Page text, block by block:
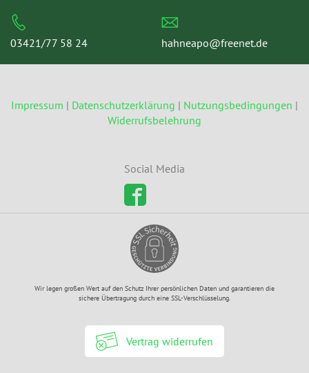
03421/77 58 24 hahneapo@freenet.de
Impressum | Datenschutzerklärung | Nutzungsbedingungen |
Widerrufsbelehrung
Social Media
Wir legen großen Wert auf den Schutz Ihrer persönlichen Daten und garantieren die
sichere Übertragung durch eine SSL-Verschlüsselung.
Vertrag widerrufen